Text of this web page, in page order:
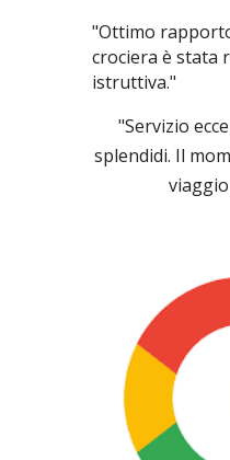
"Ottimo
crociera è stata
istruttiva."
"Servizio
splendidi. Il